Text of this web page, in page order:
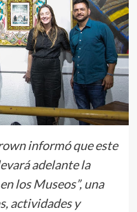
informó que este
adelante la
los Museos”, una
actividades y